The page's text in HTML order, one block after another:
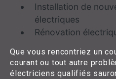
Installation de
électriques
Rénovation
Que vous rencontriez un
courant ou tout autre
électriciens qualifiés